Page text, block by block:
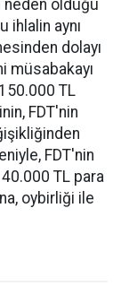
neden olduğu
ihlalin aynı
dolayı
müsabakayı
TL
FDT'nin
FDT'nin
TL para
oybirliği ile